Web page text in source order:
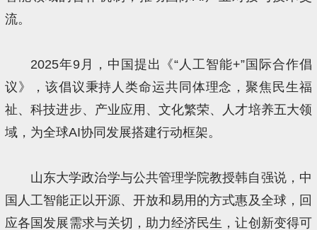
流。
2025年9月，中国提出《“人工智能+”国际合作倡
议》，该倡议秉持人类命运共同体理念，聚焦民生福
祉、科技进步、产业应用、文化繁荣、人才培养五大领
域，为全球AI协同发展搭建行动框架。
山东大学政治学与公共管理学院教授韩自强说，中
国人工智能正以开源、开放和易用的方式惠及全球，回
应各国发展需求与关切，助力经济民生，让创新变得可